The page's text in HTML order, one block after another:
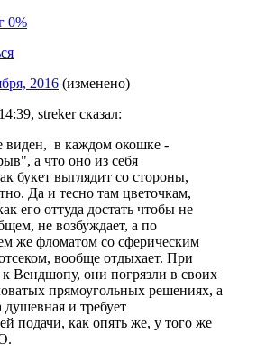
0%
2016 (изменено)
streker сказал:
виден, в каждом окошке -
а что оно из себя
букет выглядит со стороны,
Да и тесно там цветочкам,
его оттуда достать чтобы не
не возбуждает, а по
же фломатом со сферическим
вообще отдыхает. При
Вендшопу, они погрязли в своих
прямоугольных решениях, а
душевная и требует
подачи, как опять же, у того же